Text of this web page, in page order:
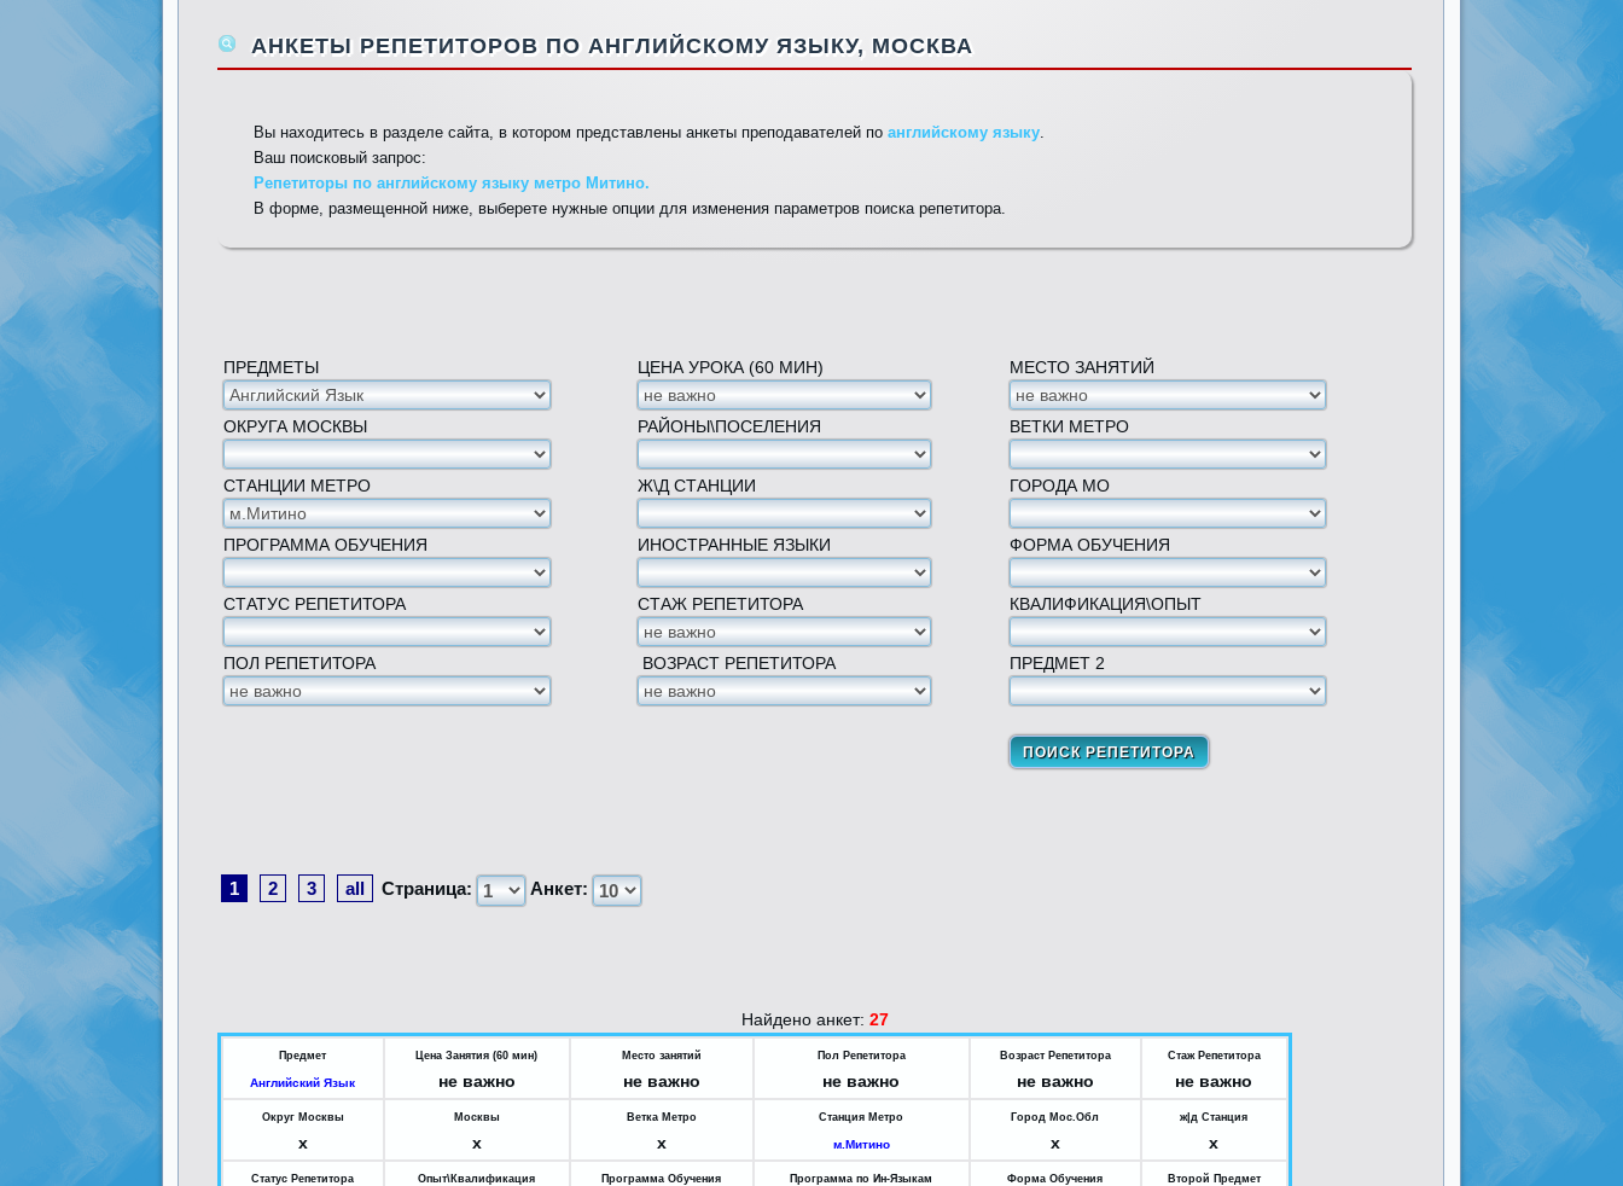
АНКЕТЫ РЕПЕТИТОРОВ ПО АНГЛИЙСКОМУ ЯЗЫКУ, МОСКВА
Вы находитесь в разделе сайта, в котором представлены анкеты преподавателей по английскому языку.
Ваш поисковый запрос:
Репетиторы по английскому языку метро Митино.
В форме, размещенной ниже, выберете нужные опции для изменения параметров поиска репетитора.
ПРЕДМЕТЫ ЦЕНА УРОКА (60 МИН) МЕСТО ЗАНЯТИЙ
ОКРУГА МОСКВЫ РАЙОНЫ\ПОСЕЛЕНИЯ ВЕТКИ МЕТРО
СТАНЦИИ МЕТРО Ж\Д СТАНЦИИ ГОРОДА МО
ПРОГРАММА ОБУЧЕНИЯ ИНОСТРАННЫЕ ЯЗЫКИ ФОРМА ОБУЧЕНИЯ
СТАТУС РЕПЕТИТОРА СТАЖ РЕПЕТИТОРА КВАЛИФИКАЦИЯ\ОПЫТ
ПОЛ РЕПЕТИТОРА ВОЗРАСТ РЕПЕТИТОРА ПРЕДМЕТ 2
1 2 3 all Страница: Анкет:
Найдено анкет: 27
Предмет
Английский Язык
Цена Занятия (60 мин)
не важно
Место занятий
не важно
Пол Репетитора
не важно
Возраст Репетитора
не важно
Стаж Репетитора
не важно
Округ Москвы
x
Москвы
x
Ветка Метро
x
Станция Метро
м.Митино
Город Мос.Обл
x
ж|д Станция
x
Статус Репетитора Опыт\Квалификация Программа Обучения Программа по Ин-Языкам Форма Обучения Второй Предмет